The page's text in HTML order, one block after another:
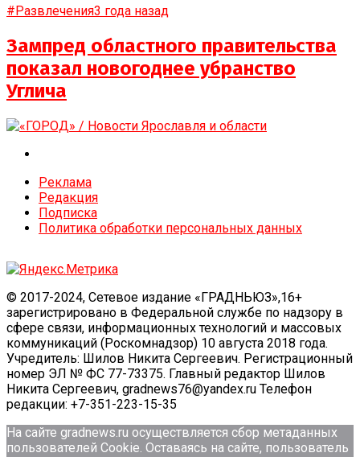
#Развлечения3 года назад
Зампред областного правительства
показал новогоднее убранство
Углича
Реклама
Редакция
Подписка
Политика обработки персональных данных
© 2017-2024, Сетевое издание «ГРАДНЬЮЗ»,16+
зарегистрировано в Федеральной службе по надзору в
сфере связи, информационных технологий и массовых
коммуникаций (Роскомнадзор) 10 августа 2018 года.
Учредитель: Шилов Никита Сергеевич. Регистрационный
номер ЭЛ № ФС 77-73375. Главный редактор Шилов
Никита Сергеевич, gradnews76@yandex.ru Телефон
редакции: +7-351-223-15-35
На сайте gradnews.ru осуществляется сбор метаданных
пользователей Сookie. Оставаясь на сайте, пользователь